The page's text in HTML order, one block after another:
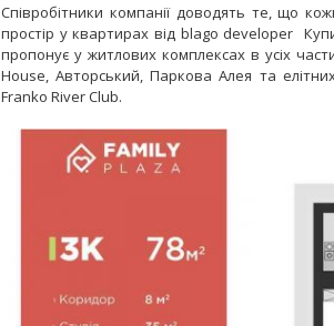
Співробітники компанії доводять те, що
простір у квартирах від blago developer
пропонує у житлових комплексах в усіх
House, Авторський, Паркова Алея та
Franko River Club.